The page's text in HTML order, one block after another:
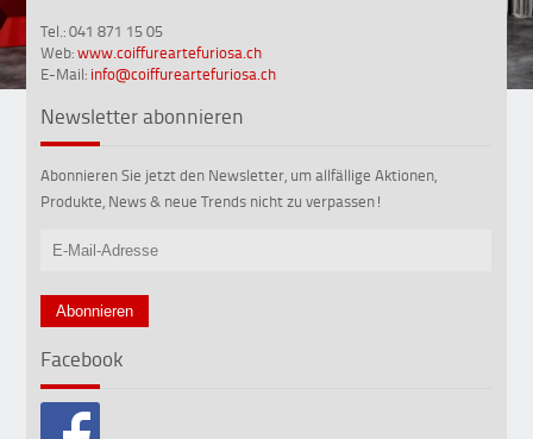
Tel.: 041 871 15 05
Web:www.coiffureartefuriosa.ch
E-Mail: info@coiffureartefuriosa.ch
Newsletter abonnieren
Abonnieren Sie jetzt den Newsletter, um allfällige Aktionen,
Produkte, News & neue Trends nicht zu verpassen!
Facebook